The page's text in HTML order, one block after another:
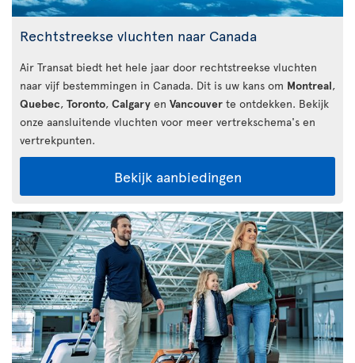
Rechtstreekse vluchten naar Canada
Air Transat biedt het hele jaar door rechtstreekse vluchten
naar vijf bestemmingen in Canada. Dit is uw kans om Montreal,
Quebec, Toronto, Calgary en Vancouver te ontdekken. Bekijk
onze aansluitende vluchten voor meer vertrekschema's en
vertrekpunten.
Bekijk aanbiedingen